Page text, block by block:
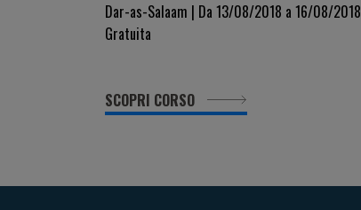
Dar-as-Salaam | Da 13/08/2018 a 16/08/2018
Gratuita
SCOPRI CORSO